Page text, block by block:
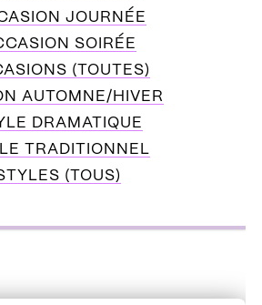
JOURNÉE
SOIRÉE
(TOUTES)
AUTOMNE/HIVER
DRAMATIQUE
TRADITIONNEL
(TOUS)